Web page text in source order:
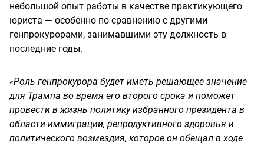
небольшой опыт работы в качестве практикующего
юриста — особенно по сравнению с другими
генпрокурорами, занимавшими эту должность в
последние годы.
«Роль генпрокурора будет иметь решающее значение
для Трампа во время его второго срока и поможет
провести в жизнь политику избранного президента в
области иммиграции, репродуктивного здоровья и
политического возмездия, которое он обещал в ходе